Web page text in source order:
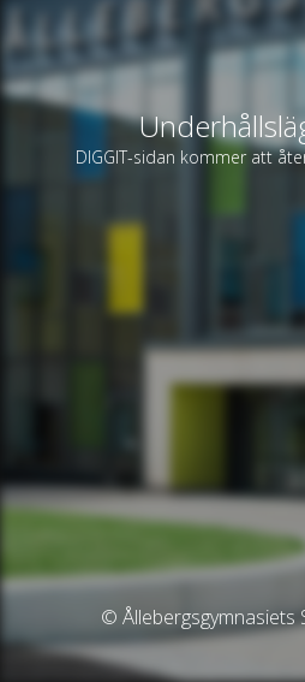
DIGGIT-sidan kommer att
© Ållebergsgymnasiets